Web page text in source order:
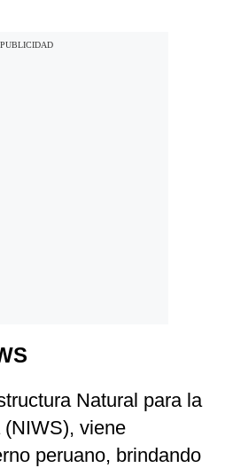
Natural para la
viene
peruano, brindando